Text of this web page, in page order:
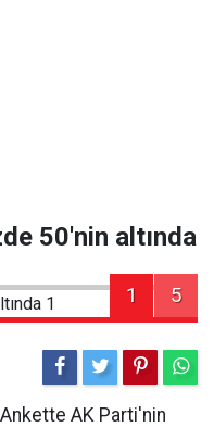
50'nin altında
1 5
AK Parti'nin